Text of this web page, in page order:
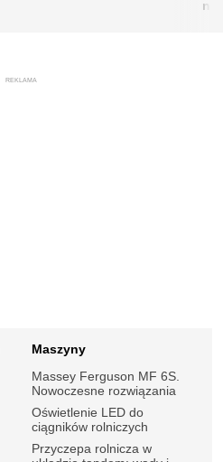
REKLAMA
Maszyny
Massey Ferguson MF 6S.
Nowoczesne rozwiązania
Oświetlenie LED do
ciągników rolniczych
Przyczepa rolnicza w